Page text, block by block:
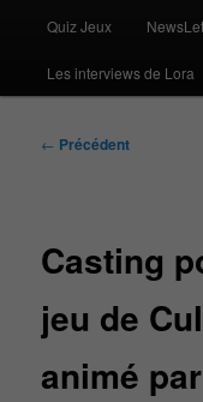
Quiz Jeux
Les interviews de Lora
Navigation
← Précédent
Casting
jeu de
animé